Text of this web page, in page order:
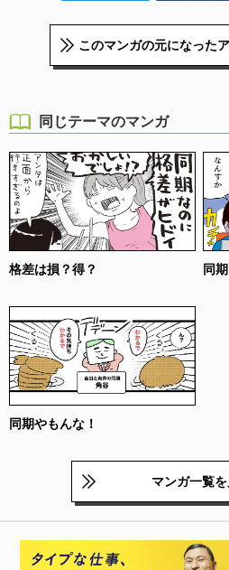
このマンガの元になった
同じテーマのマンガ
格差は損？得？ 同
同期やもんな！
マンガ一覧